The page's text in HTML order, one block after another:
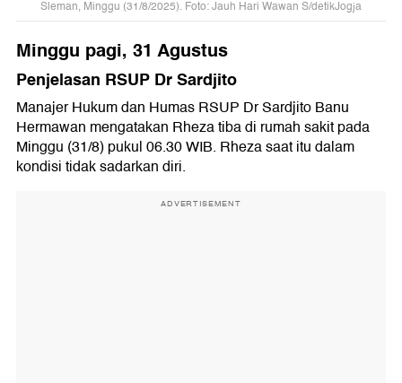
Sleman, Minggu (31/8/2025). Foto: Jauh Hari Wawan S/detikJogja
Minggu pagi, 31 Agustus
Penjelasan RSUP Dr Sardjito
Manajer Hukum dan Humas RSUP Dr Sardjito Banu
Hermawan mengatakan Rheza tiba di rumah sakit pada
Minggu (31/8) pukul 06.30 WIB. Rheza saat itu dalam
kondisi tidak sadarkan diri.
ADVERTISEMENT